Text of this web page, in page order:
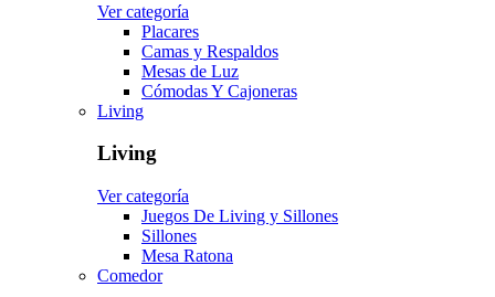
Ver categoría
Placares
Camas y Respaldos
Mesas de Luz
Cómodas Y Cajoneras
Living
Living
Ver categoría
Juegos De Living y Sillones
Sillones
Mesa Ratona
Comedor